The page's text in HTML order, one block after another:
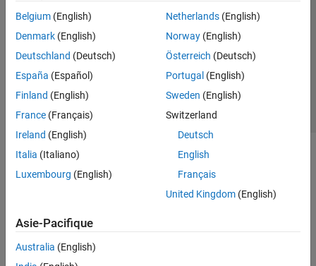
Belgium (English)
Denmark (English)
Deutschland (Deutsch)
España (Español)
Finland (English)
France (Français)
Ireland (English)
Italia (Italiano)
Luxembourg (English)
Netherlands(English)
Norway(English)
Österreich (Deutsch)
Portugal (English)
Sweden (English)
Switzerland
Deutsch
English
Français
United Kingdom(English)
Asie-Pacifique
Australia (English)
Lutte anti-piratage
Contacts locaux
© 1994-2026 The MathWorks, Inc.